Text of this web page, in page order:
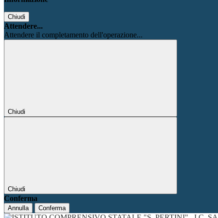
Chiudi
Attendere...
Attendere il completamento dell'operazione...
Chiudi
Chiudi
Conferma
Annulla Conferma